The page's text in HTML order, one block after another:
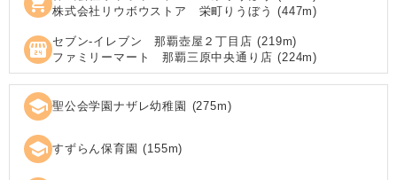
株式会社リウボウストア 栄町りうぼう (447m)
local_convenience_store セブン‐イレブン 那覇壺屋２丁目店 (219m)
ファミリーマート 那覇三原中央通り店 (224m)
school 聖公会学園ナザレ幼稚園 (275m)
school すずらん保育園 (155m)